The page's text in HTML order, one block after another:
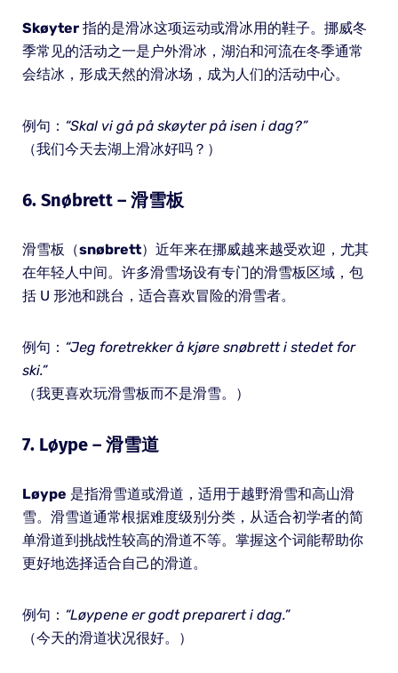
Skøyter指的是滑冰这项运动或滑冰用的鞋子。挪威冬
季常见的活动之一是户外滑冰，湖泊和河流在冬季通常
会结冰，形成天然的滑冰场，成为人们的活动中心。
例句： “Skal vi gå på skøyter på isen i dag?”
（我们今天去湖上滑冰好吗？）
6. Snøbrett– 滑雪板
滑雪板（snøbrett）近年来在挪威越来越受欢迎，尤其
在年轻人中间。许多滑雪场设有专门的滑雪板区域，包
括 U 形池和跳台，适合喜欢冒险的滑雪者。
例句： “Jeg foretrekker å kjøre snøbrett i stedet for
ski.”
（我更喜欢玩滑雪板而不是滑雪。）
7. Løype– 滑雪道
Løype 是指滑雪道或滑道，适用于越野滑雪和高山滑
雪。滑雪道通常根据难度级别分类，从适合初学者的简
单滑道到挑战性较高的滑道不等。掌握这个词能帮助你
更好地选择适合自己的滑道。
例句： “Løypene er godt preparert i dag.”
（今天的滑道状况很好。）